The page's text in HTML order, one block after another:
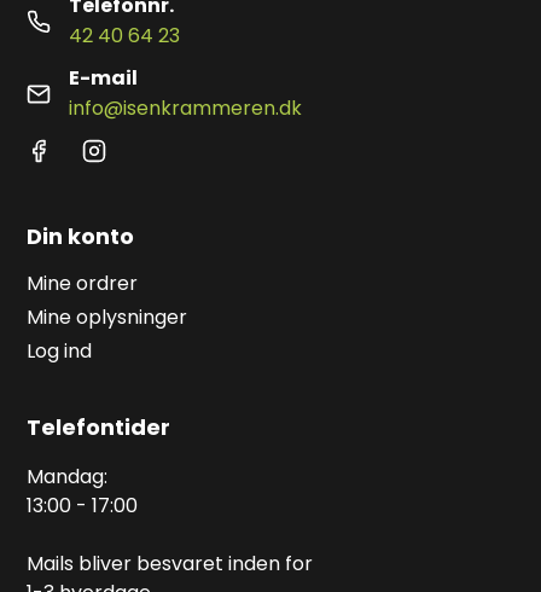
42 40 64 23
E-mail
info@isenkrammeren.dk
Din konto
Mine ordrer
Mine oplysninger
Log ind
Telefontider
Mandag:
13:00 - 17:00
Mails bliver besvaret inden for